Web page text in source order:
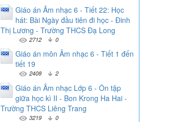
Giáo án Âm nhạc 6 - Tiết 22: Học
hát: Bài Ngày đầu tiên đi học - Đinh
Thị Lương - Trường THCS Đạ Long
2712 0
Giáo án môn Âm nhạc 6 - Tiết 1 đến
tiết 19
2408 2
Giáo án Âm nhạc Lớp 6 - Ôn tập
giữa học kì II - Bon Krong Ha Hai -
Trường THCS Liêng Trang
3219 0